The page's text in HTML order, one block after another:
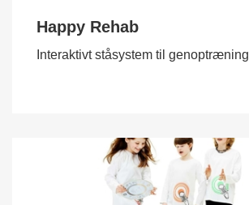
Happy Rehab
Interaktivt ståsystem til genoptræning